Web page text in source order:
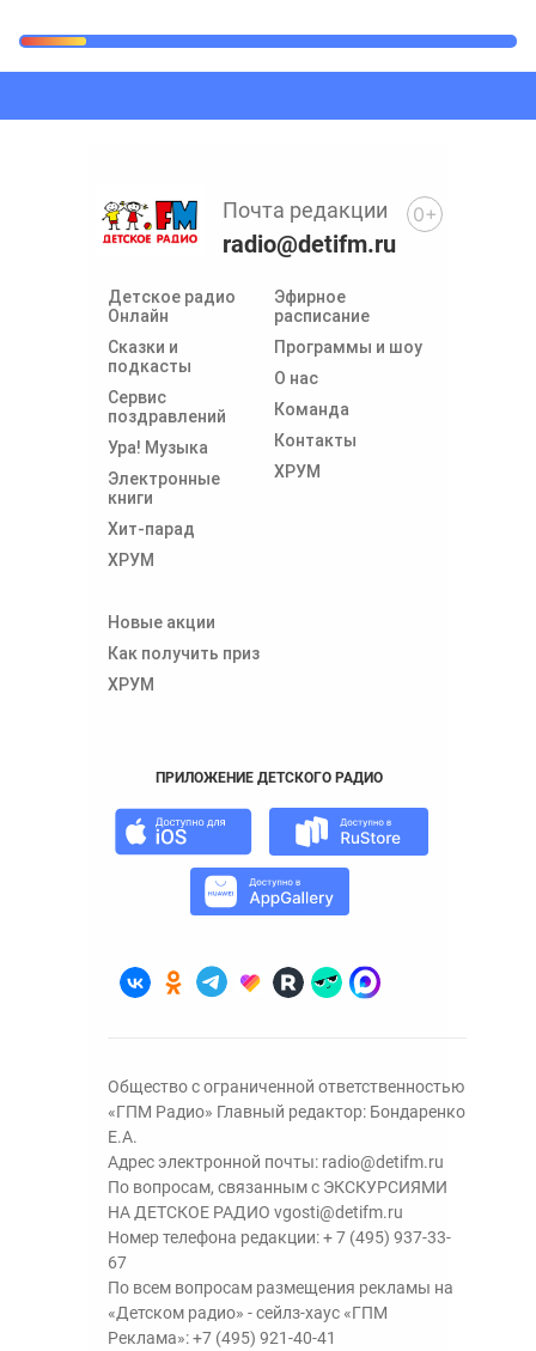
Детское радио
Онлайн
Сказки и
подкасты
Сервис
поздравлений
Ура! Музыка
Электронные
книги
Хит-парад
ХРУМ
Эфирное
расписание
Программы и шоу
О нас
Команда
Контакты
ХРУМ
Новые акции
Как получить приз
ХРУМ
Почта редакции
radio@detifm.ru
ПРИЛОЖЕНИЕ ДЕТСКОГО РАДИО
0+
Общество с ограниченной ответственностью
«ГПМ Радио» Главный редактор: Бондаренко
Е.А.
Адрес электронной почты: radio@detifm.ru
По вопросам, связанным с ЭКСКУРСИЯМИ
НА ДЕТСКОЕ РАДИО vgosti@detifm.ru
Номер телефона редакции:+ 7 (495) 937-33-
67
По всем вопросам размещения рекламы на
«Детском радио» - сейлз-хаус «ГПМ
Реклама»:+7 (495) 921-40-41